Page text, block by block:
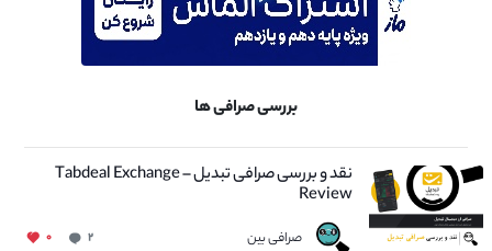
بررسی صرافی ها
نقد و بررسی صرافی تبدیل – Tabdeal Exchange
Review
صرافی بین ۲ ۰